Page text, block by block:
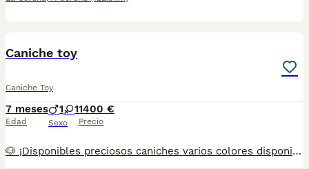
Caniche toy
Caniche Toy
7 meses
Edad
1 1
Sexo
1400 €
Precio
🐶 ¡Disponibles preciosos caniches varios colores disponibles pregunta y te enseñamos ! Tenemos varios en colores blanco crema apricot rojo pimentón y negro. Se entregan con todo al día (vacunas y desparasitaciones chip y pasaporte) criados en ambiente familiar, con mucho cariño. Disponibles machos y hembras. 📍 Somos de Galicia, pero realizamos entregas en cualquier provincia. 💕 Háblame al 687 482 079 y te enseño lo que tenemos disponible. El precio puede variar según color y sexo